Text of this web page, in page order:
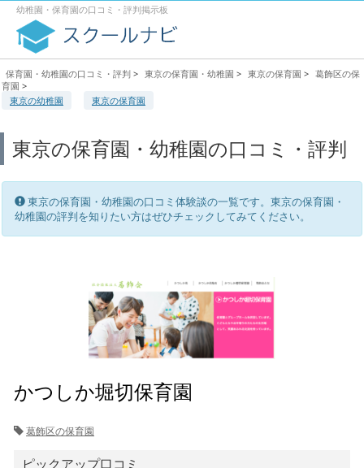
幼稚園・保育園の口コミ・評判掲示板
保育園・幼稚園の口コミ・評判 > 東京の保育園・幼稚園 > 東京の保育園 > 葛飾区の保
育園 >
東京の幼稚園
東京の保育園
東京の保育園・幼稚園の口コミ・評判
東京の保育園・幼稚園の口コミ体験談の一覧です。東京の保育園・
幼稚園の評判を知りたい方はぜひチェックしてみてください。
かつしか堀切保育園
葛飾区の保育園
ピックアップ口コミ